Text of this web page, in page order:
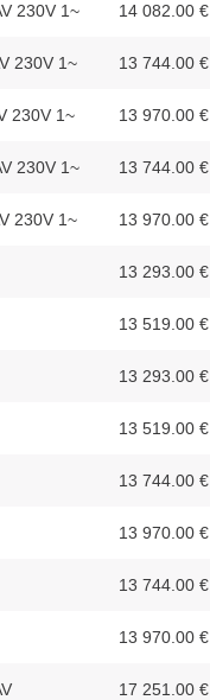
230V 1~ 14 082.00 €
230V 1~ 13 744.00 €
230V 1~ 13 970.00 €
230V 1~ 13 744.00 €
230V 1~ 13 970.00 €
13 293.00 €
13 519.00 €
13 293.00 €
13 519.00 €
13 744.00 €
13 970.00 €
13 744.00 €
13 970.00 €
17 251.00 €